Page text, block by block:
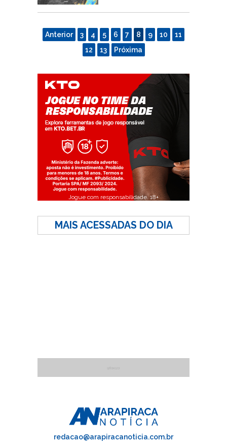
Anterior 3 4 5 6 7 8 9 10
11
12
13 Próxima
Jogue com responsabilidade. 18+
MAIS ACESSADAS DO DIA
redacao@arapiracanoticia.com.br